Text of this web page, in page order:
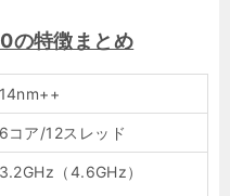
の特徴まとめ
14nm++
6コア/12スレッド
3.2GHz（4.6GHz）